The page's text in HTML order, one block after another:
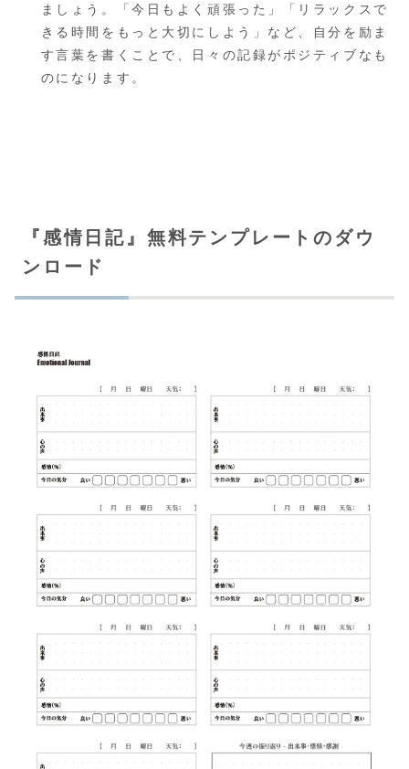
ましょう。「今日もよく頑張った」「リラックスで
きる時間をもっと大切にしよう」など、自分を励ま
す言葉を書くことで、日々の記録がポジティブなも
のになります。
『感情日記』無料テンプレートのダウ
ンロード